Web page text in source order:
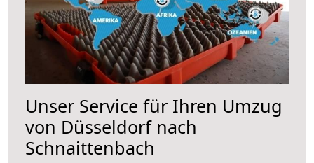
Unser Service für Ihren Umzug
von Düsseldorf nach
Schnaittenbach